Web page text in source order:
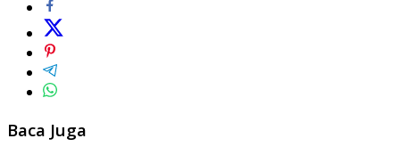
Baca Juga